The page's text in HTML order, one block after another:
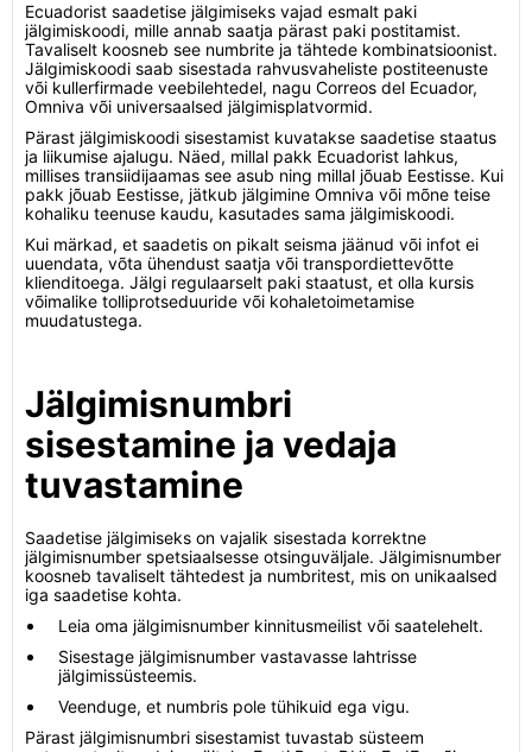
Ecuadorist saadetise jälgimiseks vajad esmalt paki
jälgimiskoodi, mille annab saatja pärast paki postitamist.
Tavaliselt koosneb see numbrite ja tähtede kombinatsioonist.
Jälgimiskoodi saab sisestada rahvusvaheliste postiteenuste
või kullerfirmade veebilehtedel, nagu Correos del Ecuador,
Omniva või universaalsed jälgimisplatvormid.
Pärast jälgimiskoodi sisestamist kuvatakse saadetise staatus
ja liikumise ajalugu. Näed, millal pakk Ecuadorist lahkus,
millises transiidijaamas see asub ning millal jõuab Eestisse. Kui
pakk jõuab Eestisse, jätkub jälgimine Omniva või mõne teise
kohaliku teenuse kaudu, kasutades sama jälgimiskoodi.
Kui märkad, et saadetis on pikalt seisma jäänud või infot ei
uuendata, võta ühendust saatja või transpordiettevõtte
klienditoega. Jälgi regulaarselt paki staatust, et olla kursis
võimalike tolliprotseduuride või kohaletoimetamise
muudatustega.
Jälgimisnumbri
sisestamine ja vedaja
tuvastamine
Saadetise jälgimiseks on vajalik sisestada korrektne
jälgimisnumber spetsiaalsesse otsinguväljale. Jälgimisnumber
koosneb tavaliselt tähtedest ja numbritest, mis on unikaalsed
iga saadetise kohta.
Leia oma jälgimisnumber kinnitusmeilist või saatelehelt.
Sisestage jälgimisnumber vastavasse lahtrisse
jälgimissüsteemis.
Veenduge, et numbris pole tühikuid ega vigu.
Pärast jälgimisnumbri sisestamist tuvastab süsteem